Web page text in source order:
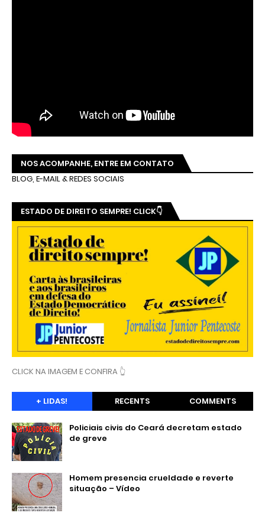
NOS ACOMPANHE, ENTRE EM CONTATO
BLOG, E-MAIL & REDES SOCIAIS
ESTADO DE DIREITO SEMPRE! CLICK👇
CLICK NA IMAGEM E CONFIRA 👆
+ LIDAS! RECENTS COMMENTS
Policiais civis do Ceará decretam estado
de greve
Homem presencia crueldade e reverte
situação – Vídeo